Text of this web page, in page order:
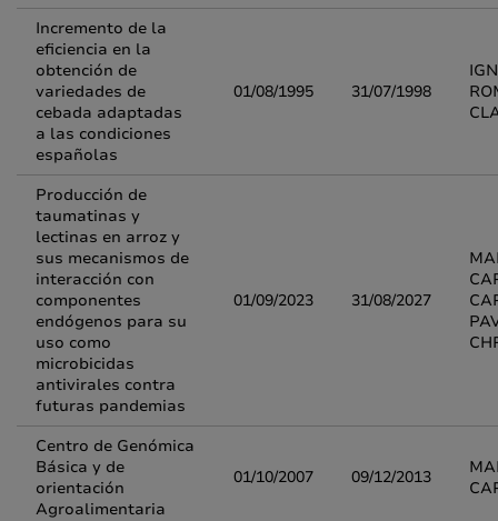
Incremento de la
eficiencia en la
obtención de
variedades de
cebada adaptadas
a las condiciones
españolas
01/08/1995 31/07/1998
Producción de
taumatinas y
lectinas en arroz y
sus mecanismos de
interacción con
componentes
endógenos para su
uso como
microbicidas
antivirales contra
futuras pandemias
01/09/2023 31/08/2027
Centro de Genómica
Básica y de
orientación
Agroalimentaria
01/10/2007 09/12/2013